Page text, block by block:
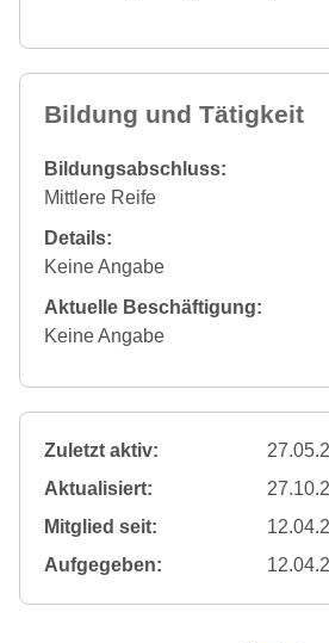
Bildung und Tätigkeit
Bildungsabschluss:
Mittlere Reife
Details:
Keine Angabe
Aktuelle Beschäftigung:
Keine Angabe
Zuletzt aktiv:
Aktualisiert:
Mitglied seit:
Aufgegeben: